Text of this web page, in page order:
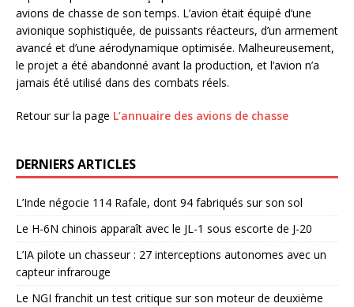
avions de chasse de son temps. L’avion était équipé d’une
avionique sophistiquée, de puissants réacteurs, d’un armement
avancé et d’une aérodynamique optimisée. Malheureusement,
le projet a été abandonné avant la production, et l’avion n’a
jamais été utilisé dans des combats réels.
Retour sur la page L’annuaire des avions de chasse
DERNIERS ARTICLES
L’Inde négocie 114 Rafale, dont 94 fabriqués sur son sol
Le H-6N chinois apparaît avec le JL-1 sous escorte de J-20
L’IA pilote un chasseur : 27 interceptions autonomes avec un
capteur infrarouge
Le NGI franchit un test critique sur son moteur de deuxième